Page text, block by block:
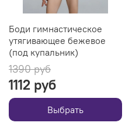
Боди гимнастическое
утягивающее бежевое
(под купальник)
1390 руб
1112 руб
Выбрать